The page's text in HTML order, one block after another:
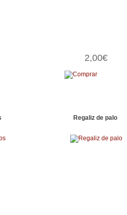
2,00€
Regaliz de palo